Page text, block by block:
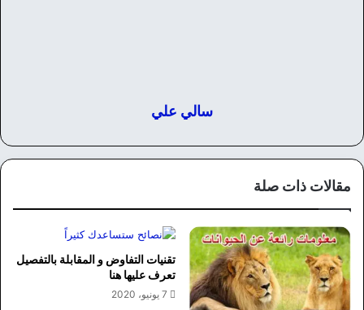
سالي علي
مقالات ذات صلة
تقنيات التفاوض و المقابلة بالتفصيل
تعرف عليها هنا
7 يونيو، 2020